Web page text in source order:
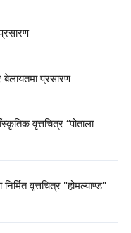
बेलायतमा प्रसारण
वृत्तचित्र “पोताला
वृत्तचित्र "होमल्याण्ड"